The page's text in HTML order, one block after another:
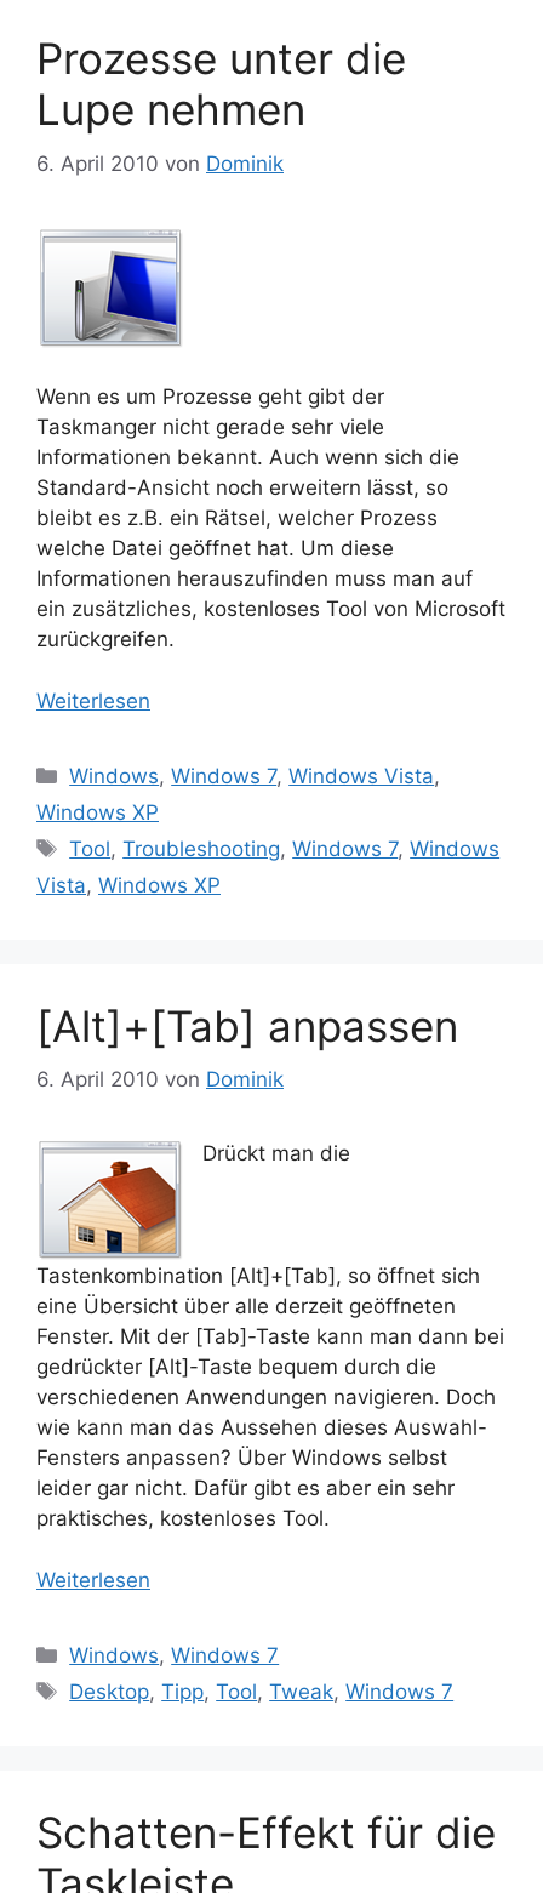
Prozesse unter die
Lupe nehmen
6. April 2010 von Dominik
Wenn es um Prozesse geht gibt der
Taskmanger nicht gerade sehr viele
Informationen bekannt. Auch wenn sich die
Standard-Ansicht noch erweitern lässt, so
bleibt es z.B. ein Rätsel, welcher Prozess
welche Datei geöffnet hat. Um diese
Informationen herauszufinden muss man auf
ein zusätzliches, kostenloses Tool von Microsoft
zurückgreifen.
Weiterlesen
Kategorien
Windows,Windows 7,Windows Vista,
Windows XP
Schlagwörter
Tool,Troubleshooting,Windows 7,Windows
Vista, Windows XP
[Alt]+[Tab] anpassen
6. April 2010 von Dominik
Drückt man die
Tastenkombination [Alt]+[Tab], so öffnet sich
eine Übersicht über alle derzeit geöffneten
Fenster. Mit der [Tab]-Taste kann man dann bei
gedrückter [Alt]-Taste bequem durch die
verschiedenen Anwendungen navigieren. Doch
wie kann man das Aussehen dieses Auswahl-
Fensters anpassen? Über Windows selbst
leider gar nicht. Dafür gibt es aber ein sehr
praktisches, kostenloses Tool.
Weiterlesen
Kategorien
Windows,Windows 7
Schlagwörter
Desktop,Tipp,Tool,Tweak,Windows 7
Schatten-Effekt für die
Taskleiste